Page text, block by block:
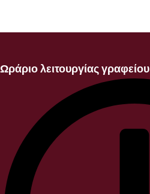
Ωράριο λειτουργίας γραφείου